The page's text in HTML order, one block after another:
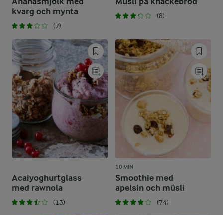
kvarg och mynta
(7)
(8)
Acaiyoghurtglass
med rawnola
(13)
10 MIN
Smoothie med
apelsin och müsli
(74)